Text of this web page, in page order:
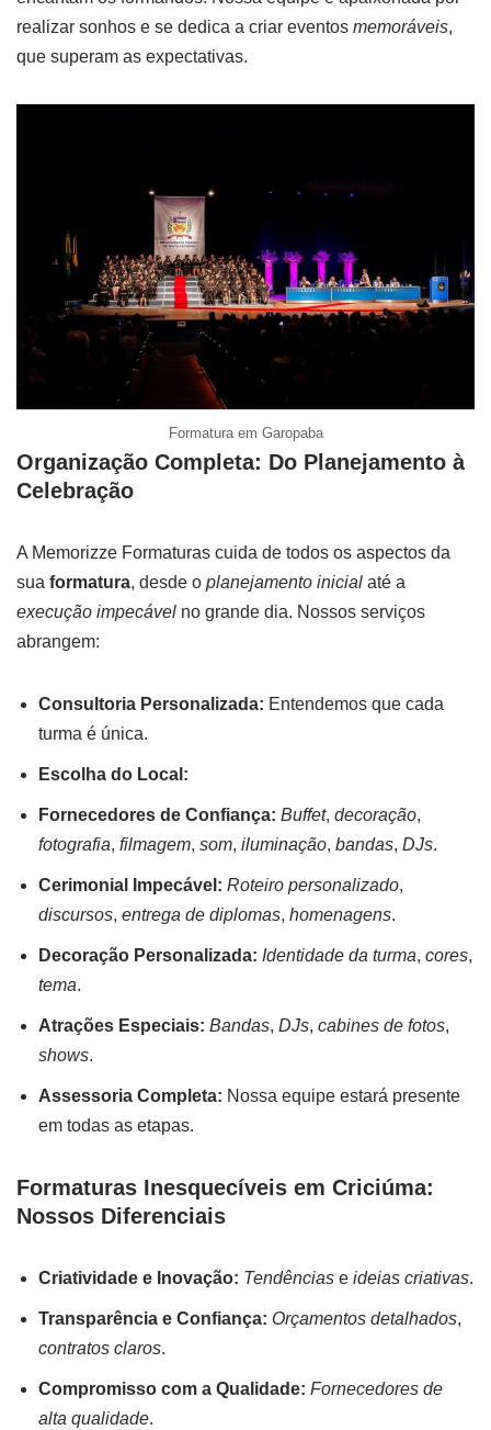
realizar sonhos e se dedica a criar eventos memoráveis,
que superam as expectativas.
Formatura em Garopaba
Organização Completa: Do Planejamento à
Celebração
A Memorizze Formaturas cuida de todos os aspectos da
sua formatura, desde o planejamento inicial até a
execução impecável no grande dia. Nossos serviços
abrangem:
Consultoria Personalizada: Entendemos que cada
turma é única.
Escolha do Local:
Fornecedores de Confiança: Buffet, decoração,
fotografia, filmagem, som, iluminação, bandas, DJs.
Cerimonial Impecável: Roteiro personalizado,
discursos, entrega de diplomas, homenagens.
Decoração Personalizada: Identidade da turma, cores,
tema.
Atrações Especiais: Bandas, DJs, cabines de fotos,
shows.
Assessoria Completa: Nossa equipe estará presente
em todas as etapas.
Formaturas Inesquecíveis em Criciúma:
Nossos Diferenciais
Criatividade e Inovação: Tendências e ideias criativas.
Transparência e Confiança: Orçamentos detalhados,
contratos claros.
Compromisso com a Qualidade: Fornecedores de
alta qualidade.